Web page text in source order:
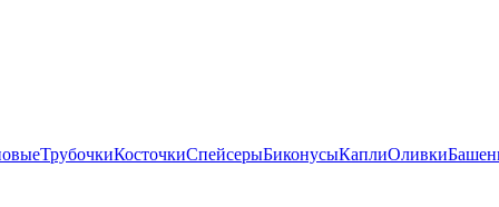
ТрубочкиКосточкиСпейсерыБиконусыКаплиОливки